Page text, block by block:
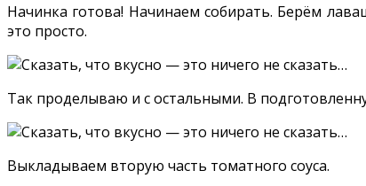
Начинка готова! Начинаем собирать. Берём
это просто.
Так проделываю и с остальными. В
Выкладываем вторую часть томатного соуса.